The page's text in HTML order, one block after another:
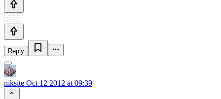
Reply
niksite Oct 12 2012 at 09:39